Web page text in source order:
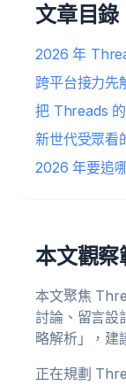
文章目錄
2026 年
跨平台接力先
把 Threads
新世代受眾看
2026 年要追
本文觀
本文聚焦
討論、留言設
略解析」，建
正在規劃